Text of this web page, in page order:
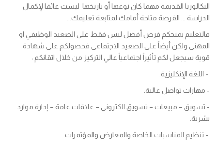
البكالوريا القديمة مهما كان نوعها أو تاريخها ليست عائقا لإكمال
الدراسة ... الفرصة متاحة أمامك لمتابعة تعليمك...
فالتعليم يمنحكم فرص أفضل ليس فقط على الصعيد الوظيفي او
المهني ولكن أيضاً على الصعيد الاجتماعي فحصولكم على شهادة
قوية سيجعل لكم تأثيراً اجتماعياً عالي التركيز من خلال اتقانكم :
- اللغة الإنكليزية.
- مهارات تواصل عالية.
- تسويق – مبيعات – تسويق الكتروني – علاقات عامة – إدارة موارد
بشرية.
- تنظيم المناسبات الخاصة والمعارض والمؤتمرات.